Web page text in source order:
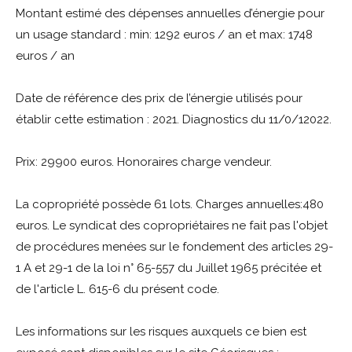
Montant estimé des dépenses annuelles d’énergie pour
un usage standard : min: 1292 euros / an et max: 1748
euros / an
Date de référence des prix de l’énergie utilisés pour
établir cette estimation : 2021. Diagnostics du 11/0/12022.
Prix: 29900 euros. Honoraires charge vendeur.
La copropriété possède 61 lots. Charges annuelles:480
euros. Le syndicat des copropriétaires ne fait pas l'objet
de procédures menées sur le fondement des articles 29-
1 A et 29-1 de la loi n° 65-557 du Juillet 1965 précitée et
de l'article L. 615-6 du présent code.
Les informations sur les risques auxquels ce bien est